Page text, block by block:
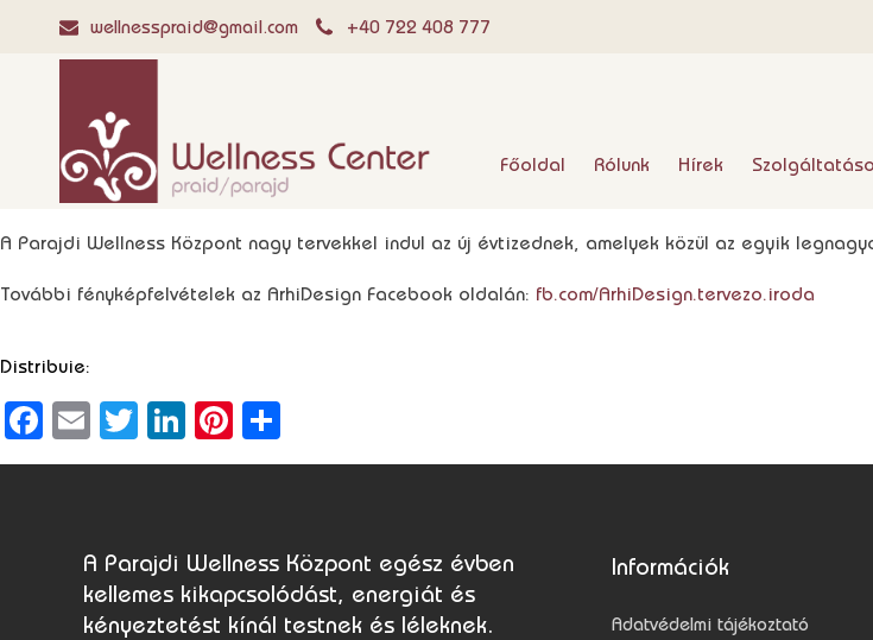
wellnesspraid@gmail.com +40 722 408 777
Főoldal Rólunk Hírek
A Parajdi Wellness Központ nagy tervekkel indul az új évtizednek, amelyek közül az egyik
További fényképfelvételek az ArhiDesign Facebook oldalán: fb.com/ArhiDesign.tervezo.iroda
Distribuie:
Facebook
EmailTwitter
LinkedInPinterest
meg
A Parajdi Wellness Központ egész évben
kellemes kikapcsolódást, energiát és
kényeztetést kínál testnek és léleknek.
Információk
Adatvédelmi tájékoztató